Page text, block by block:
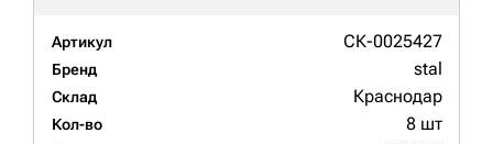
Артикул СК-0025427
Бренд stal
Склад Краснодар
Кол-во 8 шт